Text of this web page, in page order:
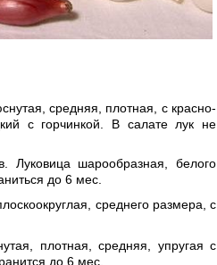
средняя, плотная, с красно-
с горчинкой. В салате лук не
Луковица шарообразная, белого
до 6 мес.
среднего размера, с
плотная, средняя, упругая с
до 6 мес.